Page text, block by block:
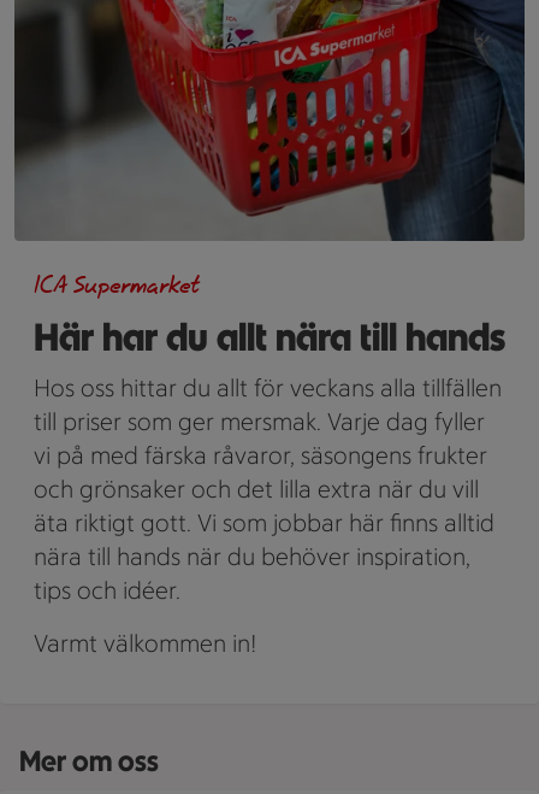
Här har du allt nära till hands
ICA Supermarket
Hos oss hittar du allt för veckans alla tillfällen
till priser som ger mersmak. Varje dag fyller
vi på med färska råvaror, säsongens frukter
och grönsaker och det lilla extra när du vill
äta riktigt gott. Vi som jobbar här finns alltid
nära till hands när du behöver inspiration,
tips och idéer.
Varmt välkommen in!
Mer om oss